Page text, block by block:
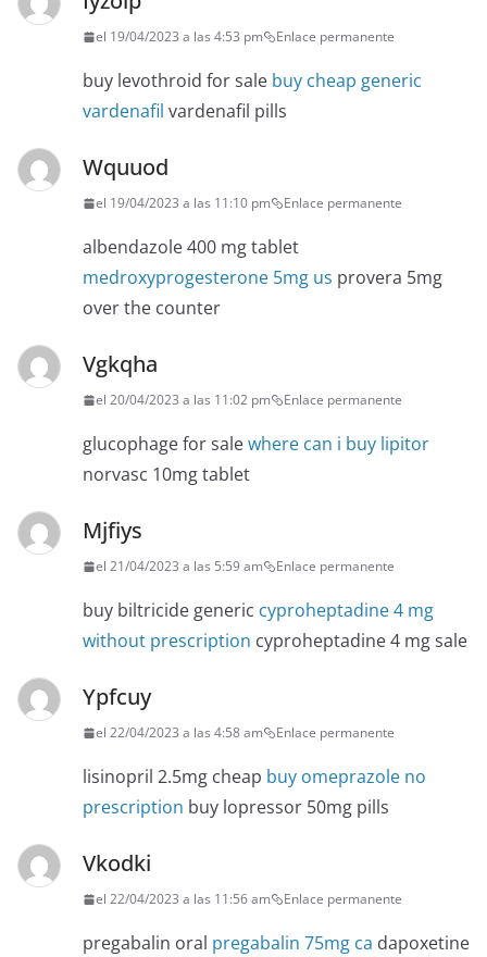
el 19/04/2023 a las 4:53 pm Enlace permanente
buy levothroid for sale buy cheap generic
vardenafil vardenafil pills
Wquuod
el 19/04/2023 a las 11:10 pm Enlace permanente
albendazole 400 mg tablet
medroxyprogesterone 5mg us provera 5mg
over the counter
Vgkqha
el 20/04/2023 a las 11:02 pm Enlace permanente
glucophage for salewhere can i buy lipitor
norvasc 10mg tablet
Mjfiys
el 21/04/2023 a las 5:59 am Enlace permanente
buy biltricide generic cyproheptadine 4 mg
without prescription cyproheptadine 4 mg sale
Ypfcuy
el 22/04/2023 a las 4:58 am Enlace permanente
lisinopril 2.5mg cheap buy omeprazole no
prescription buy lopressor 50mg pills
Vkodki
el 22/04/2023 a las 11:56 am Enlace permanente
pregabalin oral pregabalin 75mg ca dapoxetine